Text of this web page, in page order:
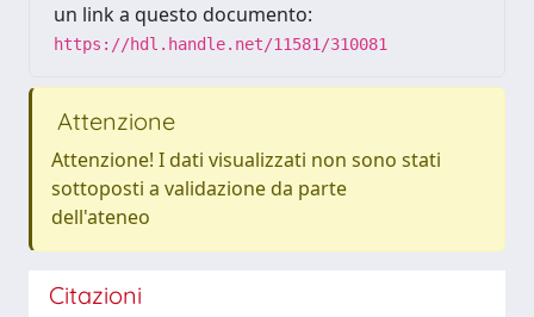
un link a questo documento:
https://hdl.handle.net/11581/310081
Attenzione
Attenzione! I dati visualizzati non sono stati
sottoposti a validazione da parte
dell'ateneo
Citazioni